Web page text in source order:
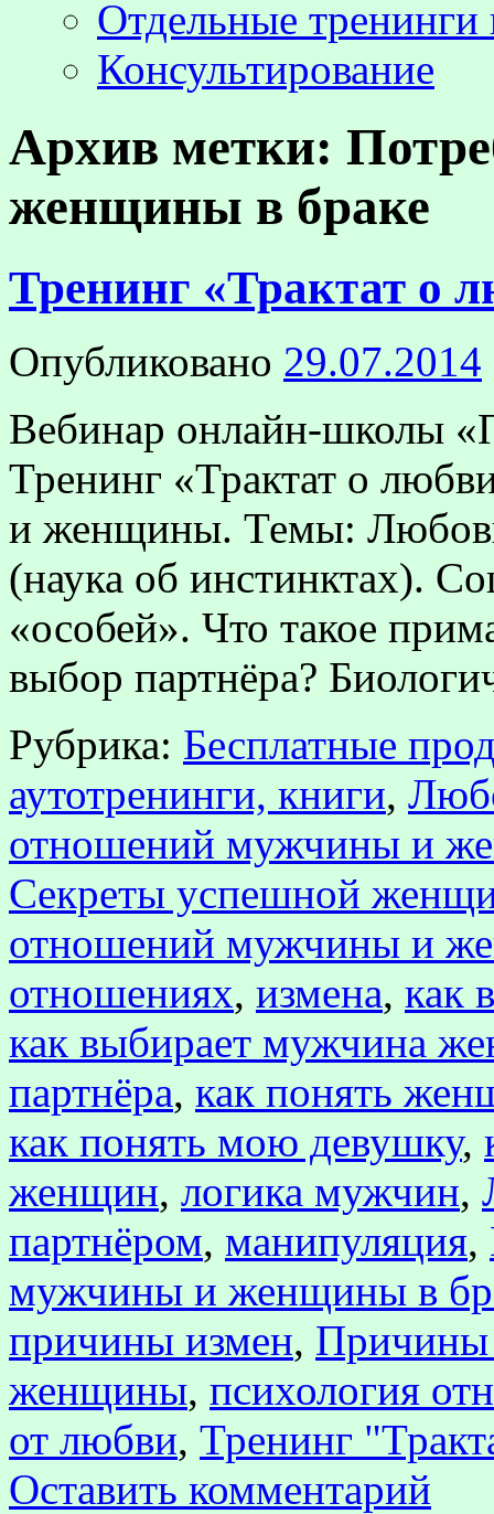
Отдельные тренинги
Консультирование
Архив метки:
женщины в браке
Тренинг «Трактат о
Опубликовано 29.07.2014
Вебинар онлайн-школы
Тренинг «Трактат о
и женщины. Темы: Любовь
(наука об инстинктах).
«особей». Что такое
выбор партнёра?
Рубрика: Бесплатные
аутотренинги, книги,
отношений мужчины и
Секреты успешной
отношений мужчины и
отношениях, измена, как
как выбирает мужчина
партнёра, как понять
как понять мою девушку,
женщин, логика мужчин,
партнёром, манипуляция,
мужчины и женщины в
причины измен, Причины
женщины, психология
от любви, Тренинг
Оставить комментарий